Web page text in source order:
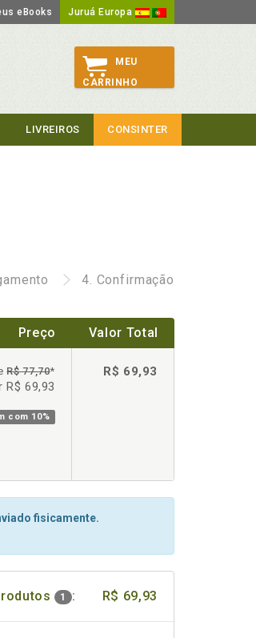
eBooks Juruá Europa
MEU
CARRINHO
LIVREIROS CONSINTER
4. Confirmação
Preço Valor Total
R$ 77,70*
R$ 69,93
com 10%
R$ 69,93
fisicamente.
1 : R$ 69,93